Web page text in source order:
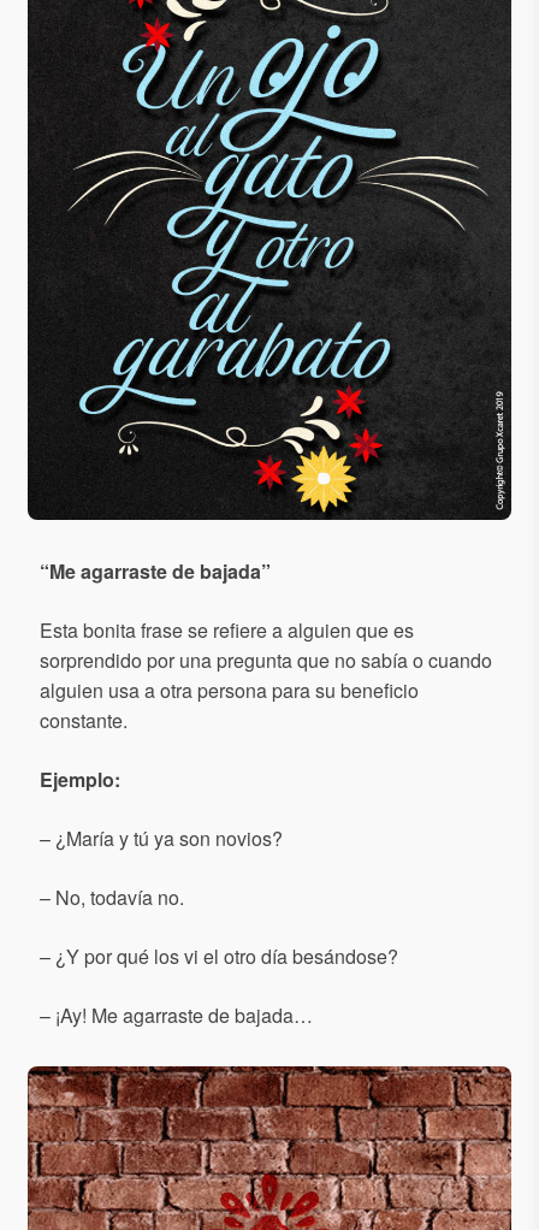
“Me agarraste de bajada”
Esta bonita frase se refiere a alguien que es
sorprendido por una pregunta que no sabía o cuando
alguien usa a otra persona para su beneficio
constante.
Ejemplo:
– ¿María y tú ya son novios?
– No, todavía no.
– ¿Y por qué los vi el otro día besándose?
– ¡Ay! Me agarraste de bajada…